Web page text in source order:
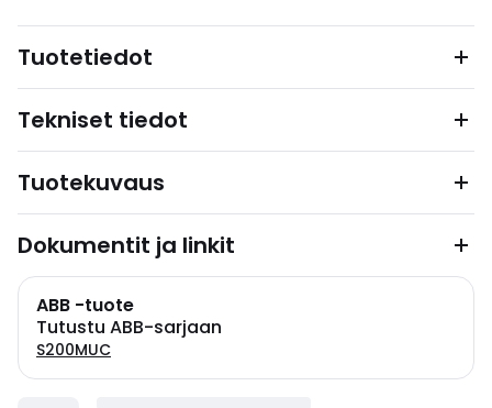
Tuotetiedot
Tekniset tiedot
Tuotekuvaus
Dokumentit ja linkit
ABB -tuote
Tutustu ABB-sarjaan
S200MUC